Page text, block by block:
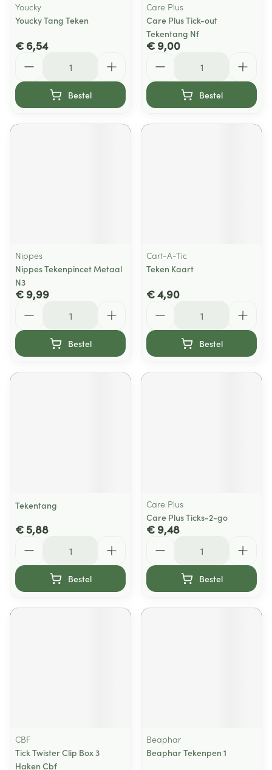
Youcky
Youcky Tang Teken
€ 6,54
Bestel
Care Plus
Care Plus Tick-out
Tekentang Nf
€ 9,00
Bestel
Nippes
Nippes Tekenpincet Metaal
N3
€ 9,99
Bestel
Cart-A-Tic
Teken Kaart
€ 4,90
Bestel
Tekentang
€ 5,88
Bestel
Care Plus
Care Plus Ticks-2-go
€ 9,48
Bestel
CBF
Tick Twister Clip Box 3
Haken Cbf
Beaphar
Beaphar Tekenpen 1